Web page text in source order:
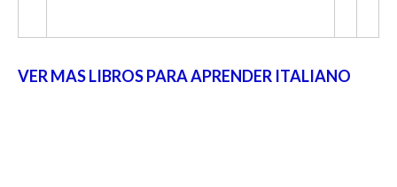
VER MAS LIBROS PARA APRENDER ITALIANO